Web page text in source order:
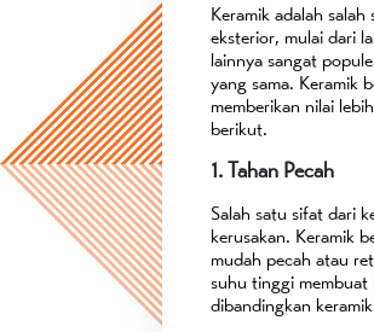
Keramik adalah
eksterior, mulai dari
lainnya sangat
yang sama. Keramik
memberikan nilai
berikut.
1. Tahan Pecah
Salah satu sifat dari
kerusakan. Keramik
mudah pecah atau
suhu tinggi membuat
dibandingkan